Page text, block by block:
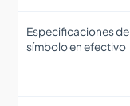
Especificaciones de
símbolo en efectivo